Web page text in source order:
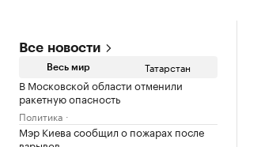
Все новости
Весь мир Татарстан
В Московской области отменили
ракетную опасность
Политика
Мэр Киева сообщил о пожарах после